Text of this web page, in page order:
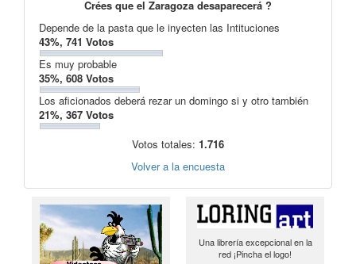
Crées que el Zaragoza desaparecerá ?
Depende de la pasta que le inyecten las Intituciones
43%, 741 Votos
Es muy probable
35%, 608 Votos
Los aficionados deberá rezar un domingo si y otro también
21%, 367 Votos
Votos totales: 1.716
Volver a la encuesta
Una librería excepcional en la
red ¡Pincha el logo!